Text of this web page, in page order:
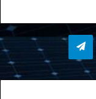
تلگرام